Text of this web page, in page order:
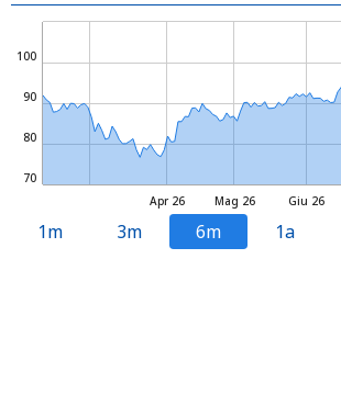
Mag 26
Apr 26 Giu 26
70
80
90
100
1m 3m 6m 1a